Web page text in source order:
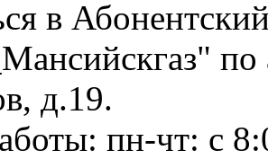
в
по
д.19.
пн-чт: с